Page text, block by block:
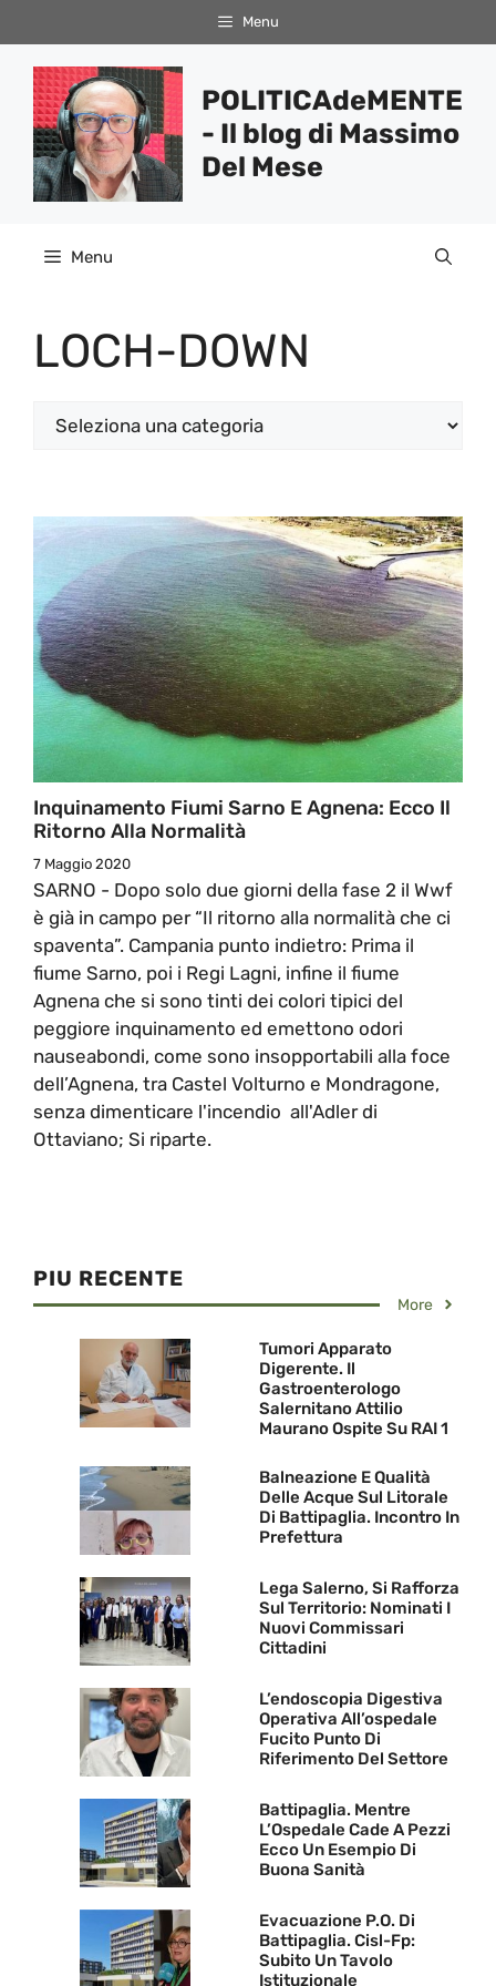
al
contenuto
Menu
POLITICAdeMENTE
- Il blog di Massimo
Del Mese
Menu
LOCH-DOWN
Categorie
Inquinamento Fiumi Sarno E Agnena: Ecco Il
Ritorno Alla Normalità
7 Maggio 2020
SARNO - Dopo solo due giorni della fase 2 il Wwf
è già in campo per “Il ritorno alla normalità che ci
spaventa”. Campania punto indietro: Prima il
fiume Sarno, poi i Regi Lagni, infine il fiume
Agnena che si sono tinti dei colori tipici del
peggiore inquinamento ed emettono odori
nauseabondi, come sono insopportabili alla foce
dell’Agnena, tra Castel Volturno e Mondragone,
senza dimenticare l'incendio all'Adler di
Ottaviano; Si riparte.
PIU RECENTE
More
Tumori Apparato
Digerente. Il
Gastroenterologo
Salernitano Attilio
Maurano Ospite Su RAI 1
Balneazione E Qualità
Delle Acque Sul Litorale
Di Battipaglia. Incontro In
Prefettura
Lega Salerno, Si Rafforza
Sul Territorio: Nominati I
Nuovi Commissari
Cittadini
L’endoscopia Digestiva
Operativa All’ospedale
Fucito Punto Di
Riferimento Del Settore
Battipaglia. Mentre
L’Ospedale Cade A Pezzi
Ecco Un Esempio Di
Buona Sanità
Evacuazione P.O. Di
Battipaglia. Cisl-Fp:
Subito Un Tavolo
Istituzionale